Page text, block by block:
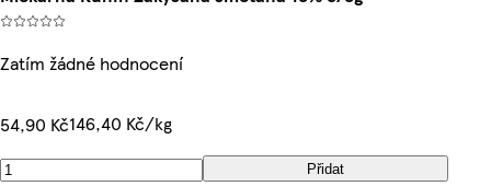
Zatím žádné hodnocení
54,90 Kč146,40 Kč/kg
Přidat